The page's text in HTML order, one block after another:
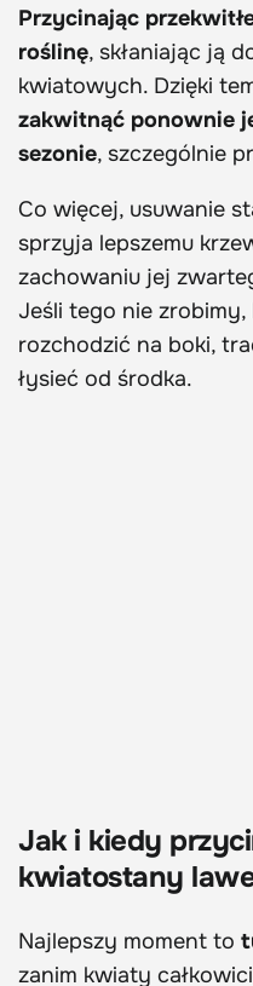
Przycinając
roślinę, skłaniając ją
kwiatowych. Dzięki
zakwitnąć ponownie
sezonie, szczególnie
Co więcej, usuwanie
sprzyja lepszemu
zachowaniu jej
Jeśli tego nie zrobimy,
rozchodzić na boki,
łysieć od środka.
Jak i kiedy
kwiatostany
Najlepszy moment to
zanim kwiaty